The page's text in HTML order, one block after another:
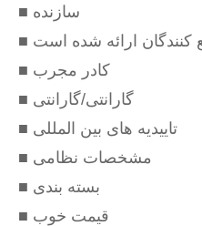
■ سازنده
کنندگان ارائه شده است
■ کادر مجرب
■ گارانتی/گارانتی
■ تاییدیه های بین المللی
■ مشخصات نظامی
■ بسته بندی
■ قیمت خوب